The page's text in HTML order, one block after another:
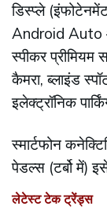
डिस्प्ले
Android Auto
स्पीकर
कैमरा, ब्लाइंड
इलेक्ट्रॉनिक
स्मार्टफोन
पेडल्स (टर्बो में)
लेटेस्ट टेक ट्रेंड्स